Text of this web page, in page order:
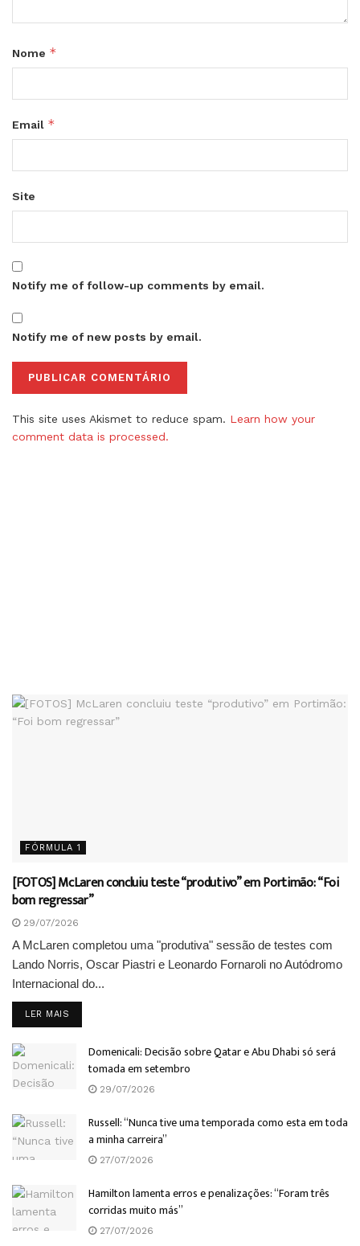
Nome *
Email *
Site
Notify me of follow-up comments by email.
Notify me of new posts by email.
This site uses Akismet to reduce spam. Learn how your
comment data is processed.
FÓRMULA 1
[FOTOS] McLaren concluiu teste “produtivo” em Portimão: “Foi
bom regressar”
29/07/2026
A McLaren completou uma "produtiva" sessão de testes com
Lando Norris, Oscar Piastri e Leonardo Fornaroli no Autódromo
Internacional do...
LER MAIS
Domenicali: Decisão sobre Qatar e Abu Dhabi só será
tomada em setembro
29/07/2026
Russell: “Nunca tive uma temporada como esta em toda
a minha carreira”
27/07/2026
Hamilton lamenta erros e penalizações: “Foram três
corridas muito más”
27/07/2026